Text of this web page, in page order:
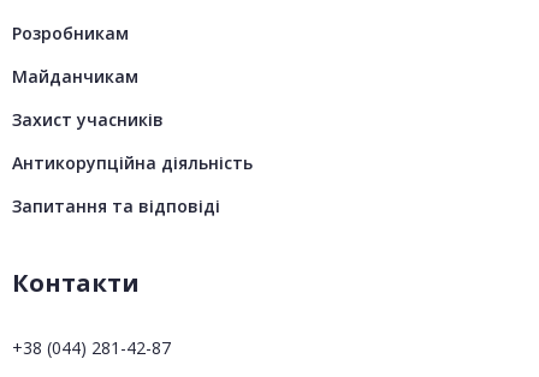
Розробникам
Майданчикам
Захист учасників
Антикорупційна діяльність
Запитання та відповіді
Контакти
+38 (044) 281-42-87